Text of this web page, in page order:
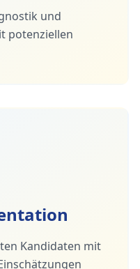
und
potenziellen
Kandidaten mit